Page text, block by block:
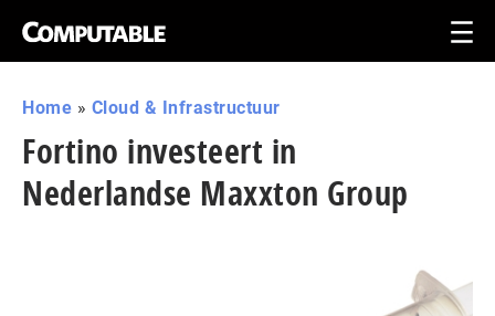
Home » Cloud & Infrastructuur
Fortino investeert in
Nederlandse Maxxton Group